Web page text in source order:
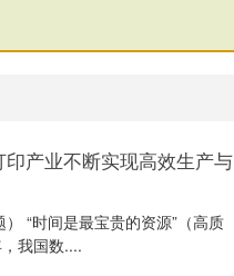
产业不断实现高效生产与
“时间是最宝贵的资源”（高质
我国数....